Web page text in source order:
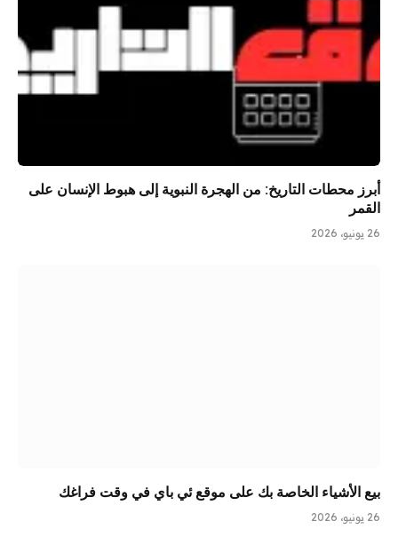
أبرز محطات التاريخ: من الهجرة النبوية إلى هبوط الإنسان على
القمر
26 يونيو، 2026
بيع الأشياء الخاصة بك على موقع ئي باي في وقت فراغك
26 يونيو، 2026